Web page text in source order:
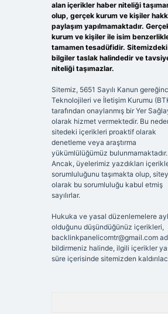
alan içerikler haber niteliği
olup, gerçek kurum ve kişiler
paylaşım yapılmamaktadır.
kurum ve kişiler ile isim
tamamen tesadüfidir. Sitemizdeki
bilgiler taslak halindedir ve
niteliği taşımazlar.
Sitemiz, 5651 Sayılı Kanun
Teknolojileri ve İletişim Kurumu
tarafından onaylanmış bir Yer
olarak hizmet vermektedir. Bu
sitedeki içerikleri proaktif olarak
denetleme veya araştırma
yükümlülüğümüz bulunmamaktadır.
Ancak, üyelerimiz yazdıkları
sorumluluğunu taşımakta olup,
olarak bu sorumluluğu kabul etmiş
sayılırlar.
Hukuka ve yasal düzenlemelere
olduğunu düşündüğünüz içerikleri,
backlinkpanelicomtr@gmail.com
bildirmeniz halinde, ilgili içerikler
süre içerisinde sitemizden